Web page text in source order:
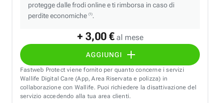
+ 3,00 € al mese
AGGIUNGI
protegge dalle frodi online e ti rimborsa in caso di
perdite economiche (1).
Fastweb Protect viene fornito per quanto concerne i servizi
Wallife Digital Care (App, Area Riservata e polizza) in
collaborazione con Wallife. Puoi richiedere la disattivazione del
servizio accedendo alla tua area clienti.